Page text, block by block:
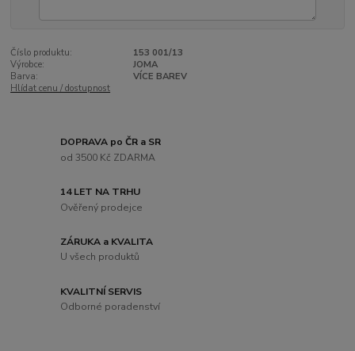
Číslo produktu:
153 001/13
Výrobce:
JOMA
Barva:
VÍCE BAREV
Hlídat cenu / dostupnost
DOPRAVA po ČR a SR
od 3500 Kč ZDARMA
14 LET NA TRHU
Ověřený prodejce
ZÁRUKA a KVALITA
U všech produktů
KVALITNÍ SERVIS
Odborné poradenství